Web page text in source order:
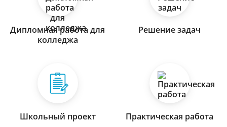
Дипломная работа для
колледжа
Решение задач
Школьный проект Практическая работа